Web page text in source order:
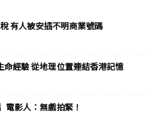
有人被安插不明商業號碼
命經驗 從地理位置連結香港記憶
影人：無戲拍緊！